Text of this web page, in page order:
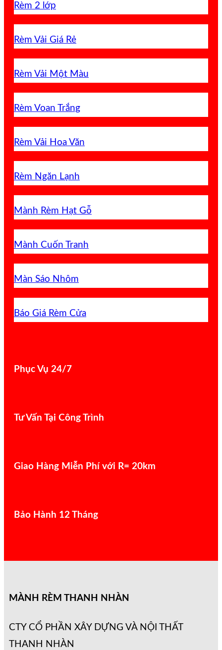
Rèm 2 lớp
Rèm Vải Giá Rẻ
Rèm Vải Một Màu
Rèm Voan Trắng
Rèm Vải Hoa Văn
Rèm Ngăn Lạnh
Mành Rèm Hạt Gỗ
Mành Cuốn Tranh
Màn Sáo Nhôm
Báo Giá Rèm Cửa
Phục Vụ 24/7
Tư Vấn Tại Công Trình
Giao Hàng Miễn Phí với R= 20km
Bảo Hành 12 Tháng
MÀNH RÈM THANH NHÀN
CTY CỔ PHẦN XÂY DỰNG VÀ NỘI THẤT
THANH NHÀN